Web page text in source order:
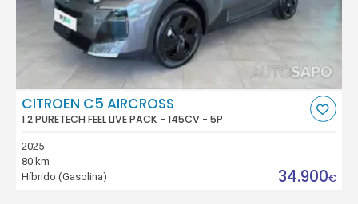
CITROEN C5 AIRCROSS
1.2 PURETECH FEEL LIVE PACK - 145CV - 5P
2025
80 km
Híbrido (Gasolina)
34.900€